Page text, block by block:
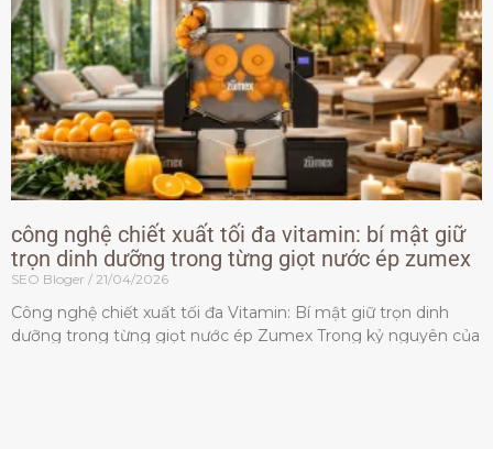
công nghệ chiết xuất tối đa vitamin: bí mật giữ
trọn dinh dưỡng trong từng giọt nước ép zumex
SEO Bloger 21/04/2026
Công nghệ chiết xuất tối đa Vitamin: Bí mật giữ trọn dinh
dưỡng trong từng giọt nước ép Zumex Trong kỷ nguyên của